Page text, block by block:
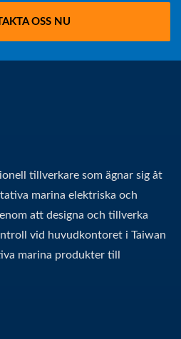
OSS NU
tillverkare som ägnar sig åt
marina elektriska och
att designa och tillverka
vid huvudkontoret i Taiwan
marina produkter till